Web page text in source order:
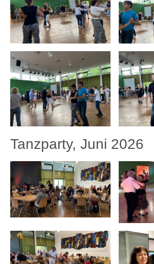
Tanzparty, Juni 2026